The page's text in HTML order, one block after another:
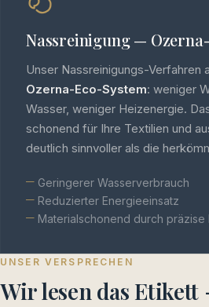
Nassreinigung —
Unser Nassreinigungs-Verfahren
Ozerna-Eco-System: weniger
Wasser, weniger Heizenergie.
schonend für Ihre Textilien und
deutlich sinnvoller als die
Geringerer Wasserverbrauch
Reduzierter Energieeinsatz
Materialschonend durch präzise
UNSER VERSPRECHEN
Wir lesen das